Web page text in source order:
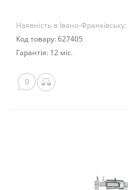
Наявність в Івано-Франківську:
Код товару: 627405
Гарантія: 12 міс.
0